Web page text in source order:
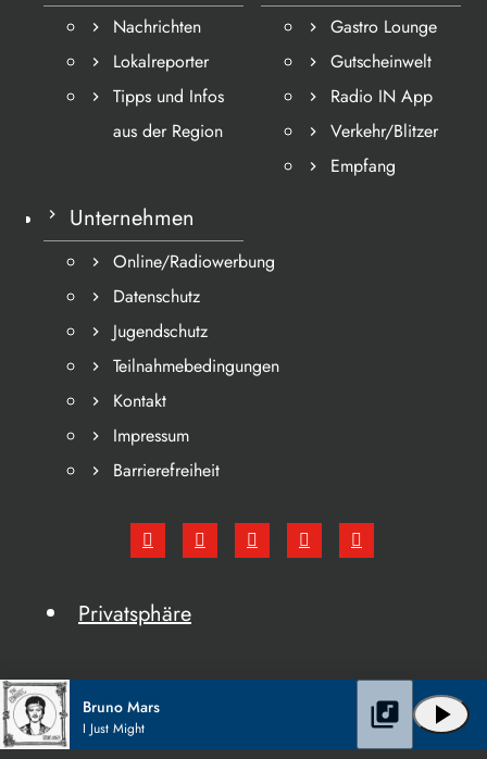
Nachrichten
Lokalreporter
Tipps und Infos
aus der Region
Gastro Lounge
Gutscheinwelt
Radio IN App
Verkehr/Blitzer
Empfang
Unternehmen
Online/Radiowerbung
Datenschutz
Jugendschutz
Teilnahmebedingungen
Kontakt
Impressum
Barrierefreiheit
Privatsphäre
Bruno Mars
I Just Might play_arrow
library_music